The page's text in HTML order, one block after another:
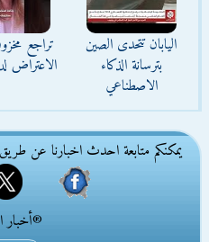
اليابان تتحدى الصين
بترسانة الذكاء
الاصطناعي
تراجع
الاعتراض
يمكنكم متابعة احدث اخبارنا عن
®أخبار